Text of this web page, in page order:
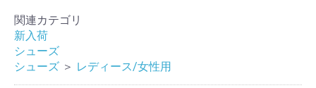
関連カテゴリ
新入荷
シューズ
シューズ ＞ レディース/女性用